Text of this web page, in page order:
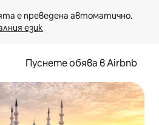
език
Пуснете обява в Airbnb